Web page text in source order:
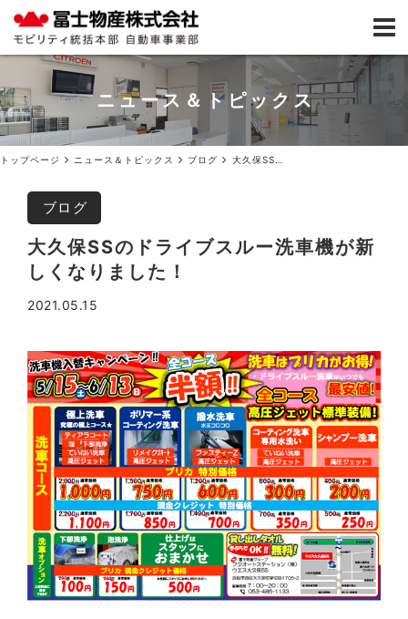
ニュース＆トピックス
トップページ ニュース＆トピックス ブログ
ブログ
大久保SSのドライブスルー洗車機が新
しくなりました！
2021.05.15